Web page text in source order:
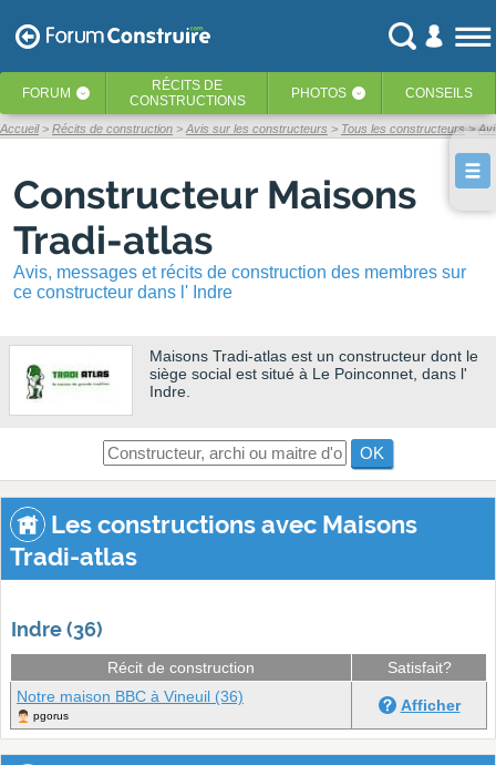
FORUM ‹ RÉCITS DE
CONSTRUCTIONS
PHOTOS ‹ CONSEILS
Accueil Récits de construction Avis sur les constructeurs Tous les constructeurs
Constructeur Maisons
Tradi-atlas
Avis, messages et récits de construction des membres sur
ce constructeur dans l' Indre
Maisons Tradi-atlas est un constructeur dont le
siège social est situé à Le Poinconnet, dans l'
Indre.
OK
Les constructions avec Maisons
Tradi-atlas
Indre (36)
Récit de construction
Satisfait?
Notre maison BBC à Vineuil (36)
pgorus
Afficher